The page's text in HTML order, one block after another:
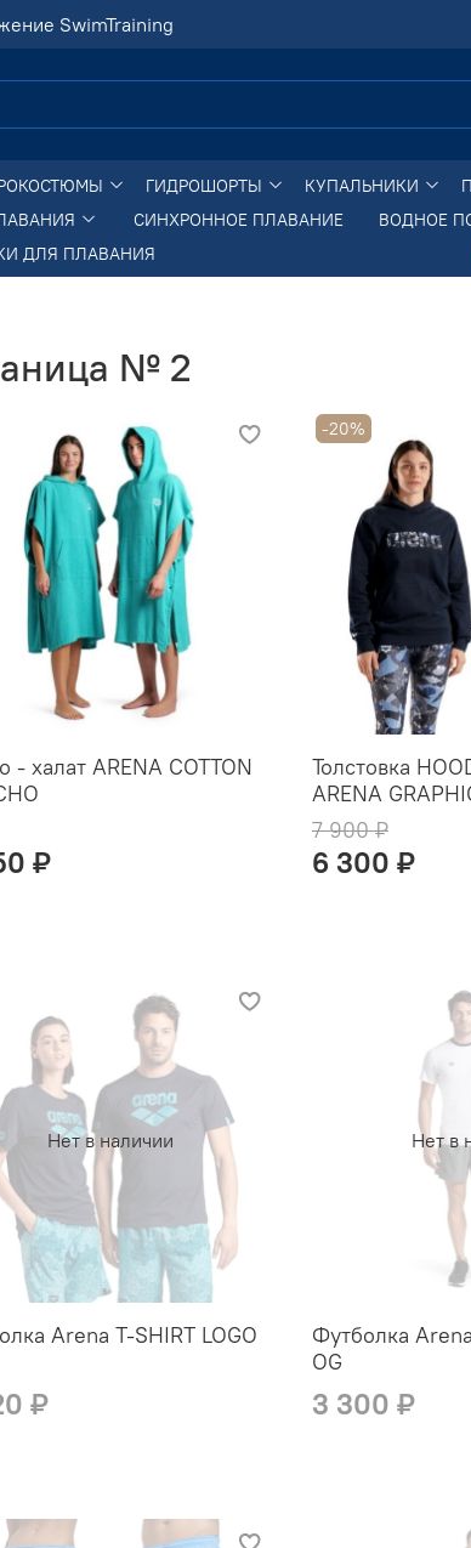
SwimTraining
ГИДРОШОРТЫ КУПАЛЬНИКИ
СИНХРОННОЕ ПЛАВАНИЕ ВОДНОЕ
ДЛЯ ПЛАВАНИЯ
№ 2
- халат ARENA COTTON
₽
-20%
Толстовка
ARENA
7 900 ₽
6 300 ₽
Нет в наличии
Arena T-SHIRT LOGO
₽
Нет в
Футболка
OG
3 300 ₽